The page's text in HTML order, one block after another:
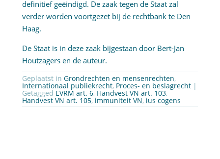
definitief geëindigd. De zaak tegen de Staat zal
verder worden voortgezet bij de rechtbank te Den
Haag.
De Staat is in deze zaak bijgestaan door Bert-Jan
Houtzagers en de auteur.
Geplaatst in Grondrechten en mensenrechten,
Internationaal publiekrecht, Proces- en beslagrecht|
Getagged EVRM art. 6, Handvest VN art. 103,
Handvest VN art. 105, immuniteit VN, ius cogens